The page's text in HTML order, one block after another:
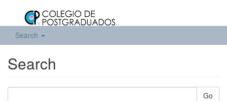
Search
Search
Go